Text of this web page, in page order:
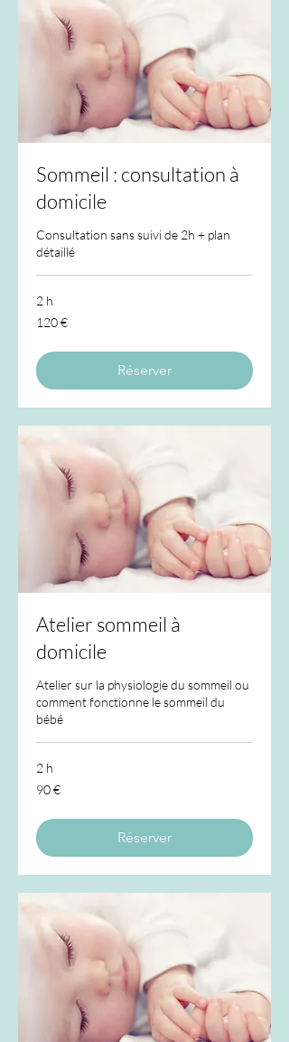
Sommeil : consultation à
domicile
Consultation sans suivi de 2h + plan
détaillé
2 h
120
euros
120 €
Réserver
Atelier sommeil à
domicile
Atelier sur la physiologie du sommeil ou
comment fonctionne le sommeil du
bébé
2 h
90
euros
90 €
Réserver